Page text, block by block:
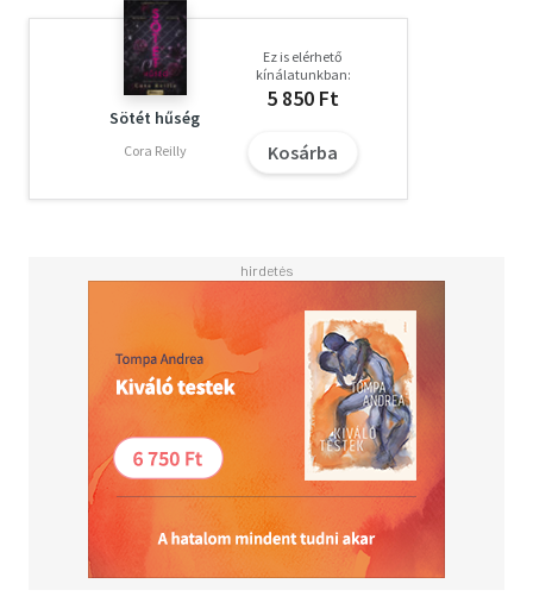
ráadásul újabb csontváz esik ki a szekrényből... Van még
bármi esélye szenvedélyes szerelmüknek? A Kennedy Boys
regényciklus második kötete.
Sötét hűség
Cora Reilly
Ez is elérhető
kínálatunkban:
5 850 Ft
Kosárba